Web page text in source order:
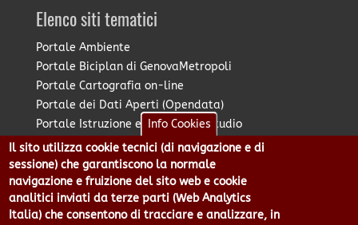
Elenco siti tematici
Portale Ambiente
Portale Biciplan di GenovaMetropoli
Portale Cartografia on-line
Portale dei Dati Aperti (Opendata)
Portale Istruzione e Diritto allo Studio
Portale Marketing Territoriale
Portale Piano Strategico Metropolitano
Portale PUMS di GenovaMetropoli
Portale Stazione Unica Appaltante
Pratico: procedimenti e istanze online
Info Cookies
Il sito utilizza cookie tecnici (di navigazione e di
sessione) che garantiscono la normale
navigazione e fruizione del sito web e cookie
analitici inviati da terze parti (Web Analytics
Italia) che consentono di tracciare e analizzare, in